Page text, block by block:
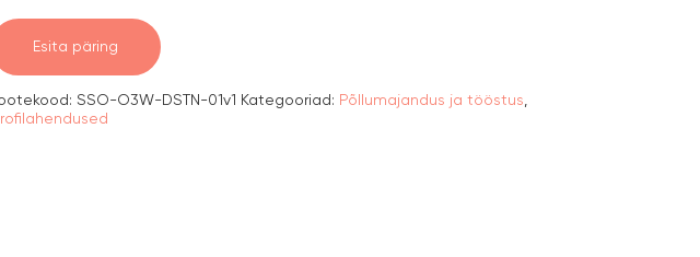
Esita päring
SSO-O3W-DSTN-01v1 Kategooriad: Põllumajandus ja tööstus,